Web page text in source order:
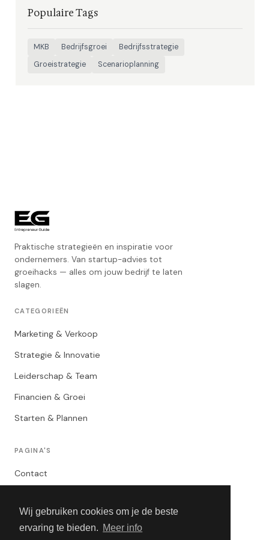
Wij gebruiken cookies om je de beste
ervaring te bieden. Meer info
Populaire Tags
MKB Bedrijfsgroei
Bedrijfsstrategie
Groeistrategie
Scenarioplanning
Praktische strategieën en inspiratie voor
ondernemers. Van startup-advies tot
groeihacks — alles om jouw bedrijf te laten
slagen.
CATEGORIEËN
Marketing & Verkoop
Strategie & Innovatie
Leiderschap & Team
Financien & Groei
Starten & Plannen
PAGINA'S
Contact
Algemene Voorwaarden
Adverteren